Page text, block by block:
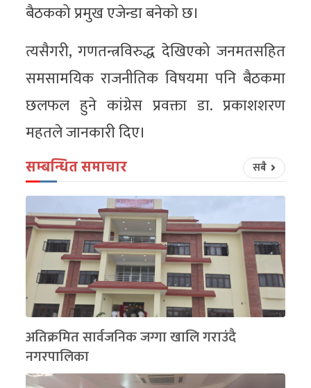
बैठकको प्रमुख एजेन्डा बनेको छ।
त्यसैगरी, गणतन्त्रविरुद्ध देखिएको जनमतसहित
समसामयिक राजनीतिक विषयमा पनि बैठकमा
छलफल हुने कांग्रेस प्रवक्ता डा. प्रकाशशरण
महतले जानकारी दिए।
सम्बन्धित समाचार सबै
अतिक्रमित सार्वजनिक जग्गा खालि गराउंदै
नगरपालिका